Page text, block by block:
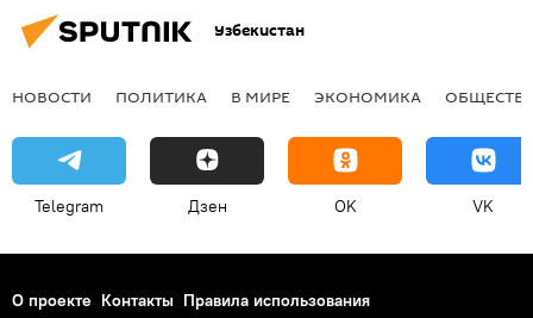
Узбекистан
НОВОСТИ ПОЛИТИКА В МИРЕ ЭКОНОМИКА
Telegram Дзен OK VK
О проекте Контакты Правила использования